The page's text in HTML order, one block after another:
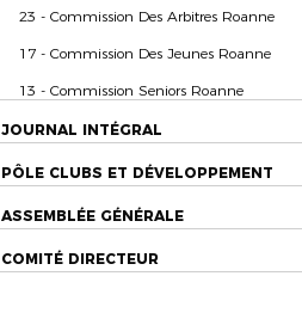
23 - Commission Des Arbitres Roanne
17 - Commission Des Jeunes Roanne
13 - Commission Seniors Roanne
JOURNAL INTÉGRAL
PÔLE CLUBS ET DÉVELOPPEMENT
ASSEMBLÉE GÉNÉRALE
COMITÉ DIRECTEUR